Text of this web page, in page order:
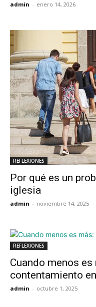
admin - enero 14, 2026
REFLEXIONES
Por qué es un
iglesia
admin - noviembre 14, 2025
REFLEXIONES
Cuando menos
contentamiento
admin - octubre 1, 2025